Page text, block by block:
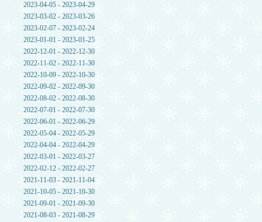
2023-04-05 - 2023-04-29
2023-03-02 - 2023-03-26
2023-02-07 - 2023-02-24
2023-01-01 - 2023-01-25
2022-12-01 - 2022-12-30
2022-11-02 - 2022-11-30
2022-10-09 - 2022-10-30
2022-09-02 - 2022-09-30
2022-08-02 - 2022-08-30
2022-07-01 - 2022-07-30
2022-06-01 - 2022-06-29
2022-05-04 - 2022-05-29
2022-04-04 - 2022-04-29
2022-03-01 - 2022-03-27
2022-02-12 - 2022-02-27
2021-11-03 - 2021-11-04
2021-10-05 - 2021-10-30
2021-09-01 - 2021-09-30
2021-08-03 - 2021-08-29